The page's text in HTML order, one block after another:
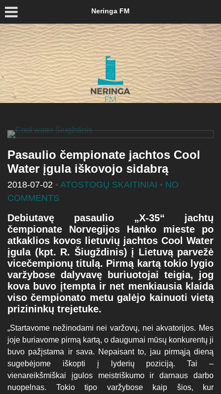
Neringa FM
Pasaulio čempionate jachtos Cool
Water įgula iškovojo sidabrą
2018-07-02 • ATOSTOGŲ SKAITINIAI • NO
COMMENTS
Debiutavę pasaulio „X-35“ jachtų
čempionate Norvegijos Hanko mieste po
atkaklios kovos lietuvių jachtos Cool Water
įgula (kpt. R. Šiugždinis) į Lietuvą parvežė
vicečempionų titulą. Pirmą kartą tokio lygio
varžybose dalyvavę buriuotojai teigia, jog
kova buvo įtempta ir net menkiausia klaida
viso čempionato metu galėjo kainuoti vietą
prizininkų trejetuke.
„Startavome nežinodami nei varžovų, nei akvatorijos. Mes
joje buriavome pirmą kartą, o daugumai mūsų konkurentų ji
buvo pažįstama ir sava. Nepaisant to, jau pirmąją dieną
sugebėjome iškopti į lyderių poziciją. Tai –
vienareikšmiškai įgulos meistriškumo ir darnaus darbo
nuopelnas. Tokio tipo varžybose kaip šios, kur